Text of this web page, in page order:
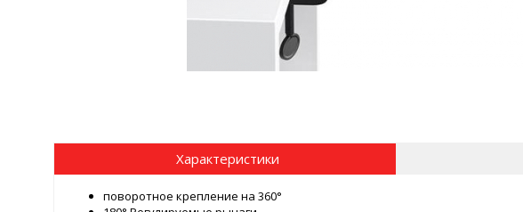
Характеристики
поворотное крепление на 360°